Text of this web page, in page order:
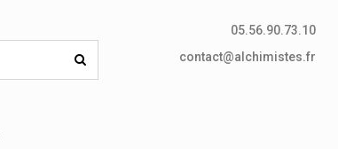
05.56.90.73.10
contact@alchimistes.fr